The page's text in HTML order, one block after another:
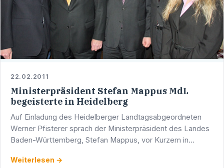
22.02.2011
Ministerpräsident Stefan Mappus MdL
begeisterte in Heidelberg
Auf Einladung des Heidelberger Landtagsabgeordneten
Werner Pfisterer sprach der Ministerpräsident des Landes
Baden-Württemberg, Stefan Mappus, vor Kurzem in
Veranstaltung …
Weiterlesen →